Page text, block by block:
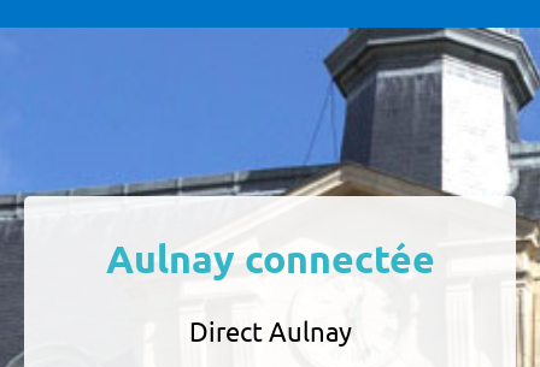
Aulnay connectée
Direct Aulnay